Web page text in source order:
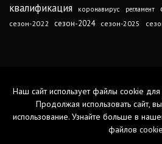
квалификация коронавирус регламент
сезон-2022 сезон-2024 сезон-2025
Наш сайт использует файлы cookie
Продолжая использовать сайт,
использование. Узнайте больше в
файлов cookie